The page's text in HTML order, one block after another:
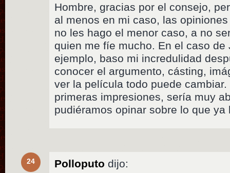
Hombre, gracias por el consejo,
al menos en mi caso, las
no les hago el menor caso, a no
quien me fíe mucho. En el caso de
ejemplo, baso mi incredulidad
conocer el argumento, cásting,
ver la película todo puede
primeras impresiones, sería muy
pudiéramos opinar sobre lo que ya
24 Polloputo dijo: